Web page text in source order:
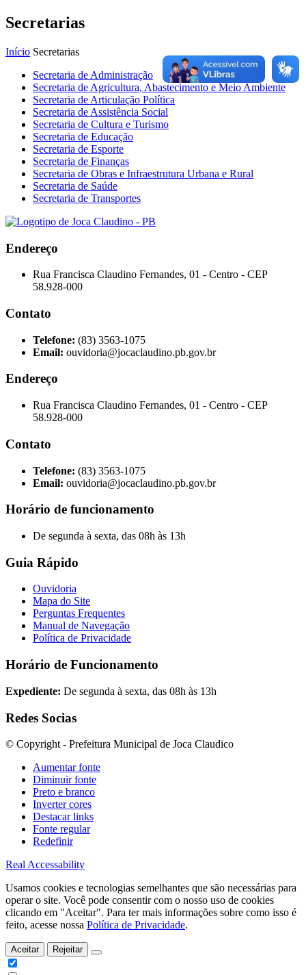
Secretarias
Início Secretarias
Secretaria de Administração
Secretaria de Agricultura, Abastecimento e Meio Ambiente
Secretaria de Articulação Política
Secretaria de Assistência Social
Secretaria de Cultura e Turismo
Secretaria de Educação
Secretaria de Esporte
Secretaria de Finanças
Secretaria de Obras e Infraestrutura Urbana e Rural
Secretaria de Saúde
Secretaria de Transportes
Endereço
Rua Francisca Claudino Fernandes, 01 - Centro - CEP
58.928-000
Contato
Telefone: (83) 3563-1075
Email: ouvidoria@jocaclaudino.pb.gov.br
Endereço
Rua Francisca Claudino Fernandes, 01 - Centro - CEP
58.928-000
Contato
Telefone: (83) 3563-1075
Email: ouvidoria@jocaclaudino.pb.gov.br
Horário de funcionamento
De segunda à sexta, das 08h às 13h
Guia Rápido
Ouvidoria
Mapa do Site
Perguntas Frequentes
Manual de Navegação
Política de Privacidade
Horário de Funcionamento
Expediente: De segunda à sexta, das 08h às 13h
Redes Socias
© Copyright - Prefeitura Municipal de Joca Claudico
Aumentar fonte
Diminuir fonte
Preto e branco
Inverter cores
Destacar links
Fonte regular
Redefinir
Real Accessability
Usamos cookies e tecnologias semelhantes que são necessárias para
operar o site. Você pode consentir com o nosso uso de cookies
clicando em "Aceitar". Para ter mais informações sobre como isso é
feito, acesse nossa Política de Privacidade.
Aceitar Rejeitar